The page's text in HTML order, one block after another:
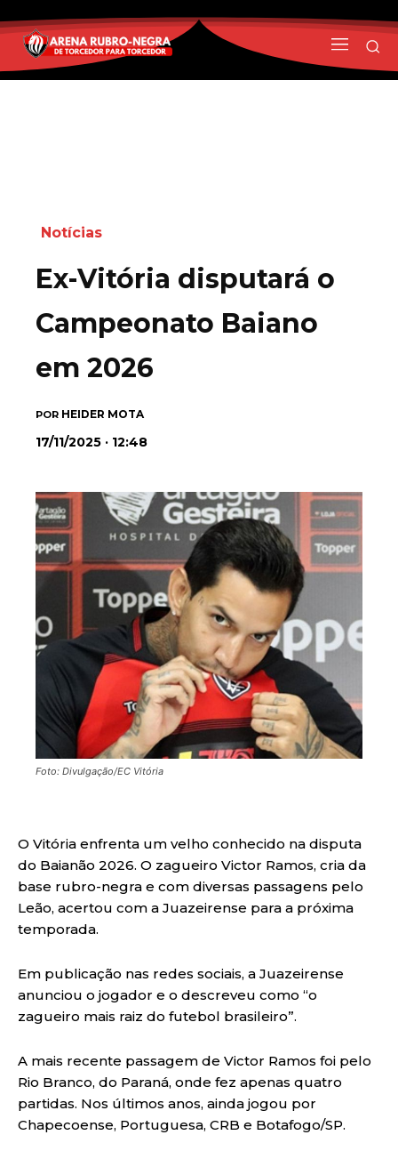
Notícias
Ex-Vitória disputará o
Campeonato Baiano
em 2026
POR HEIDER MOTA
17/11/2025 · 12:48
Foto: Divulgação/EC Vitória
O Vitória enfrenta um velho conhecido na disputa
do Baianão 2026. O zagueiro Victor Ramos, cria da
base rubro-negra e com diversas passagens pelo
Leão, acertou com a Juazeirense para a próxima
temporada.
Em publicação nas redes sociais, a Juazeirense
anunciou o jogador e o descreveu como “o
zagueiro mais raiz do futebol brasileiro”.
A mais recente passagem de Victor Ramos foi pelo
Rio Branco, do Paraná, onde fez apenas quatro
partidas. Nos últimos anos, ainda jogou por
Chapecoense, Portuguesa, CRB e Botafogo/SP.